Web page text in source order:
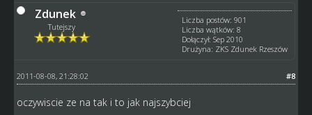
Zdunek
Tutejszy
Liczba postów: 901
Liczba wątków: 8
Dołączył: Sep 2010
Drużyna: ZKS Zdunek Rzeszów
#8
2011-08-08, 21:28:02
oczywiscie ze na tak i to jak najszybciej